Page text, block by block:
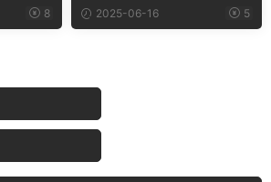
8 2025-06-16 5